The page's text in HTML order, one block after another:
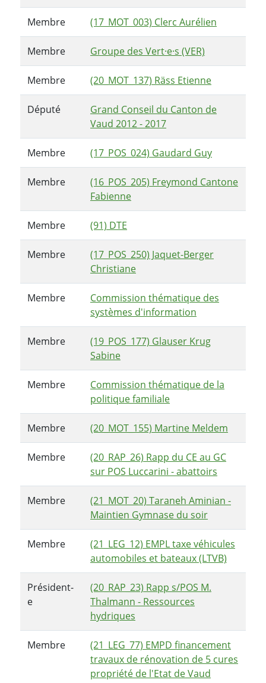
Membre (17_MOT_003) Clerc Aurélien
Membre Groupe des Vert·e·s (VER)
Membre (20_MOT_137) Räss Etienne
Député
Grand Conseil du Canton de
Vaud 2012 - 2017
Membre (17_POS_024) Gaudard Guy
Membre
(16_POS_205) Freymond Cantone
Fabienne
Membre (91) DTE
Membre
(17_POS_250) Jaquet-Berger
Christiane
Membre
Commission thématique des
systèmes d'information
Membre
(19_POS_177) Glauser Krug
Sabine
Membre
Commission thématique de la
politique familiale
Membre (20_MOT_155) Martine Meldem
Membre
(20_RAP_26) Rapp du CE au GC
sur POS Luccarini - abattoirs
Membre
(21_MOT_20) Taraneh Aminian -
Maintien Gymnase du soir
Membre
(21_LEG_12) EMPL taxe véhicules
automobiles et bateaux (LTVB)
Président-
e
(20_RAP_23) Rapp s/POS M.
Thalmann - Ressources
hydriques
Membre
(21_LEG_77) EMPD financement
travaux de rénovation de 5 cures
propriété de l'Etat de Vaud